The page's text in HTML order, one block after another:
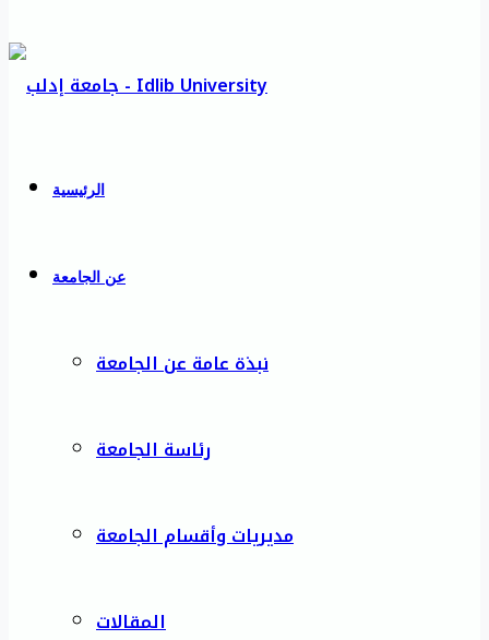
الرئيسية
عن الجامعة
نبذة عامة عن الجامعة
رئاسة الجامعة
مديريات وأقسام الجامعة
المقالات